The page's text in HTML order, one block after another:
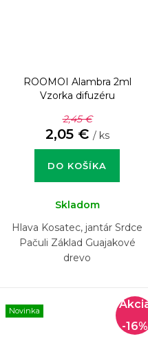
ROOMOI Alambra 2ml
Vzorka difuzéru
2,45 €
2,05 € / ks
DO KOŠÍKA
Skladom
Hlava Kosatec, jantár Srdce
Pačuli Základ Guajakové
drevo
Novinka
-16%